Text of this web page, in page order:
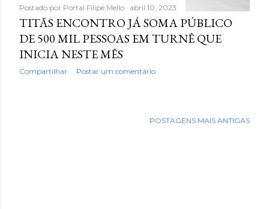
Postado por Portal Filipe Mello abril 10, 2023
TITÃS ENCONTRO JÁ SOMA PÚBLICO
DE 500 MIL PESSOAS EM TURNÊ QUE
INICIA NESTE MÊS
Compartilhar Postar um comentário
POSTAGENS MAIS ANTIGAS